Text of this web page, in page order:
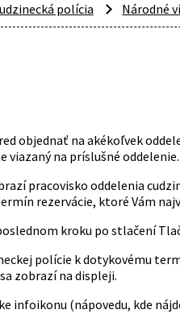
polícia Národné
objednať na akékoľvek
na príslušné oddelenie.
pracovisko oddelenia
rezervácie, ktoré Vám
kroku po stlačení
polície k dotykovému
zobrazí na displeji.
infoikonu (nápovedu, kde